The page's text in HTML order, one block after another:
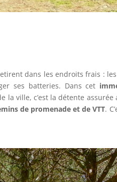
dans les endroits frais :
ses batteries. Dans cet
la ville, c’est la détente assurée
de promenade et de VTT.